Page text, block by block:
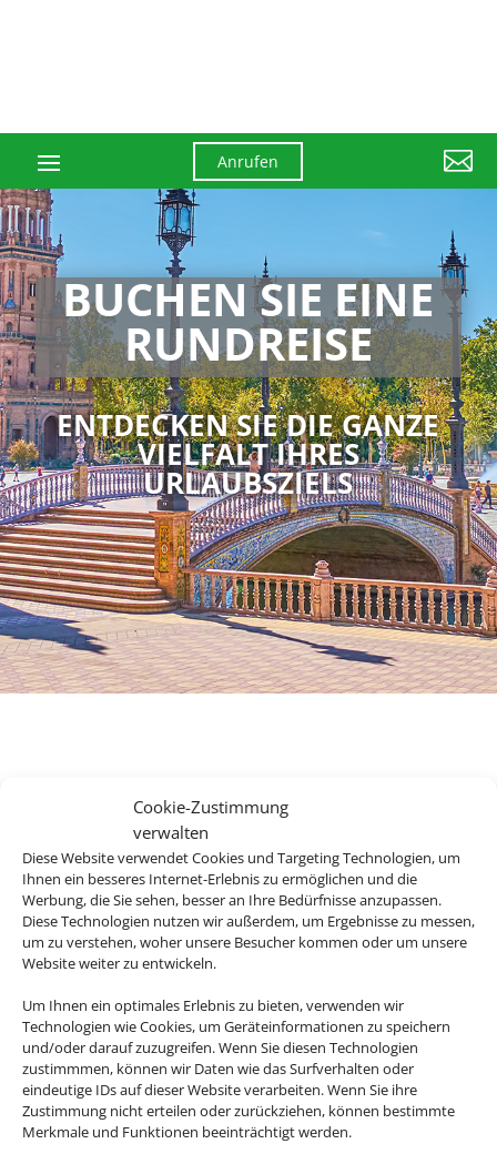
Cookie-Zustimmung
verwalten
Diese Website verwendet Cookies und Targeting Technologien, um
Ihnen ein besseres Internet-Erlebnis zu ermöglichen und die
Werbung, die Sie sehen, besser an Ihre Bedürfnisse anzupassen.
Diese Technologien nutzen wir außerdem, um Ergebnisse zu messen,
um zu verstehen, woher unsere Besucher kommen oder um unsere
Website weiter zu entwickeln.
Um Ihnen ein optimales Erlebnis zu bieten, verwenden wir
Technologien wie Cookies, um Geräteinformationen zu speichern
und/oder darauf zuzugreifen. Wenn Sie diesen Technologien
zustimmmen, können wir Daten wie das Surfverhalten oder
eindeutige IDs auf dieser Website verarbeiten. Wenn Sie ihre
Zustimmung nicht erteilen oder zurückziehen, können bestimmte
Merkmale und Funktionen beeinträchtigt werden.
Anrufen 
BUCHEN SIE EINE
RUNDREISE
ENTDECKEN SIE DIE GANZE
VIELFALT IHRES
URLAUBSZIELS
Ihr Rundreisenexperte für
den perfekten Urlaub.
Andalusien, Kuba, Kanada, die USA oder doch lieber Asien?
Es gibt so viel zu entdecken auf der Welt und mit unseren
Rundreiseangebote erleben Sie Ihre Traumdestinationen in
Z
Riesige Auswahl